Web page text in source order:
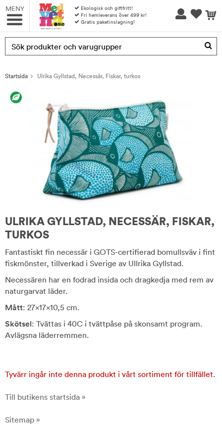
MENY
Ekologisk och giftfritt!
Fri hemleverans över 499 kr!
Gratis paketinslagning!
Produkten har blivit tillagd i varukorgen
Startsida Ulrika Gyllstad, Necessär, Fiskar, turkos
ULRIKA GYLLSTAD, NECESSÄR, FISKAR,
TURKOS
Fantastiskt fin necessär i GOTS-certifierad bomullsväv i fint
fiskmönster, tillverkad i Sverige av Ullrika Gyllstad.
Necessären har en fodrad insida och dragkedja med rem av
naturgarvat läder.
Mått: 27x17x10,5 cm.
Skötsel: Tvättas i 40C i tvättpåse på skonsamt program.
Avlägsna läderremmen.
Tyvärr ingår inte denna produkt i vårt sortiment för tillfället.
Till butikens startsida »
Sitemap »